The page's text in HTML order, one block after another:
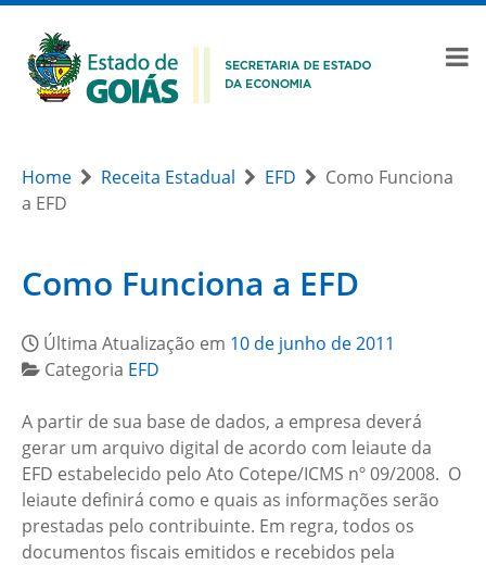
Home Receita Estadual EFD
Como Funciona
a EFD
Como Funciona a EFD
Última Atualização em 10 de junho de 2011
Categoria EFD
A partir de sua base de dados, a empresa deverá
gerar um arquivo digital de acordo com leiaute da
EFD estabelecido pelo Ato Cotepe/ICMS nº 09/2008. O
leiaute definirá como e quais as informações serão
prestadas pelo contribuinte. Em regra, todos os
documentos fiscais emitidos e recebidos pela